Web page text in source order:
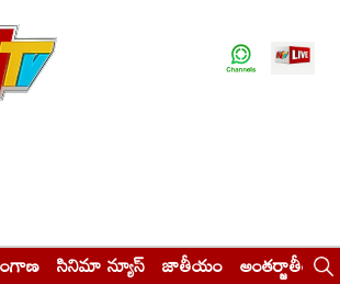
సినిమా న్యూస్ జాతీయం అంతర్జాతీయం